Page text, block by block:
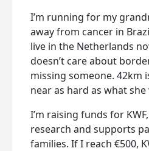
I’m running for my
away from cancer in
live in the Netherlands
doesn’t care about
missing someone. 42km
near as hard as what
I’m raising funds for
research and supports
families. If I reach €500,